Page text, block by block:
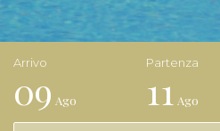
09 Ago 11 Ago